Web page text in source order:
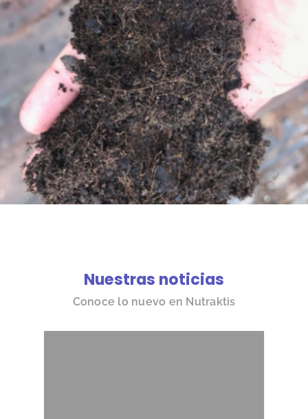
Nuestras noticias
Conoce lo nuevo en Nutraktis